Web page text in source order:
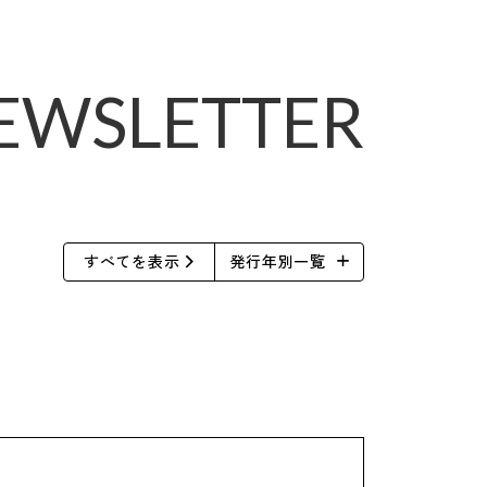
WSLETTER
すべてを表示 発行年別一覧